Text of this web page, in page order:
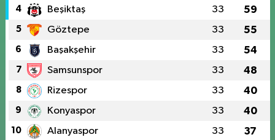
4 Beşiktaş 33 59
5 Göztepe 33 55
6 Başakşehir 33 54
7 Samsunspor 33 48
8 Rizespor 33 40
9 Konyaspor 33 40
10 Alanyaspor 33 37